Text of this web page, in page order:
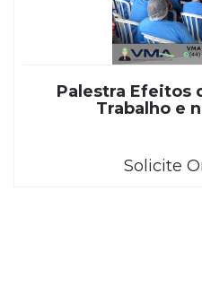
Palestra Efeitos
Trabalho e
Solicite